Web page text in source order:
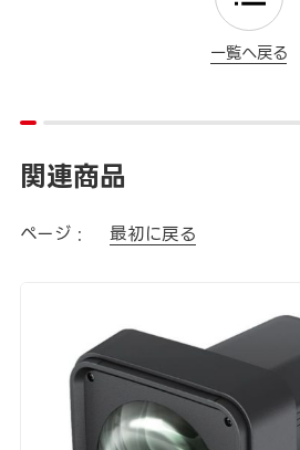
一覧へ戻る
関連商品
ページ : 最初に戻る